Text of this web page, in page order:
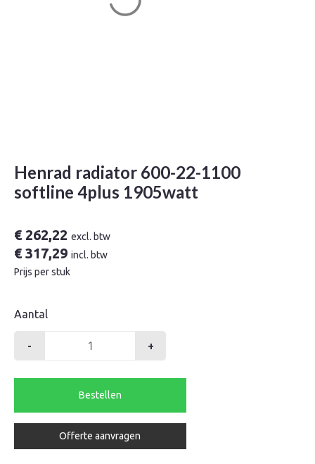
Henrad radiator 600-22-1100
softline 4plus 1905watt
€262,22 excl. btw
€317,29 incl. btw
Prijs per stuk
Aantal
-
22-
softline
+
Bestellen
Offerte aanvragen